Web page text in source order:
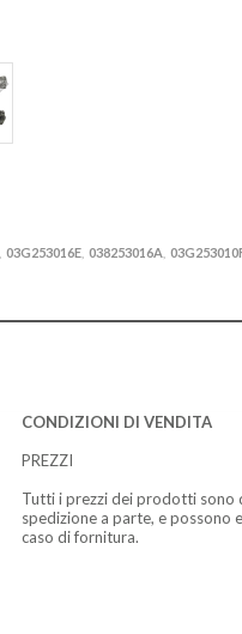
03G253016E 038253016A
CONDIZIONI DI VENDITA
PREZZI
Tutti i prezzi dei prodotti sono
spedizione a parte, e possono
caso di fornitura.